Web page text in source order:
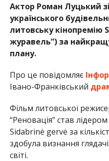
Актор Роман Луцький
українського
литовську кінопремію
журавель”) за
плану.
Про це повідомляє
Івано-Франківський
Фільм литовської
“Реновація” став
Sidabrinė gervė за
здобула визнання
світі.